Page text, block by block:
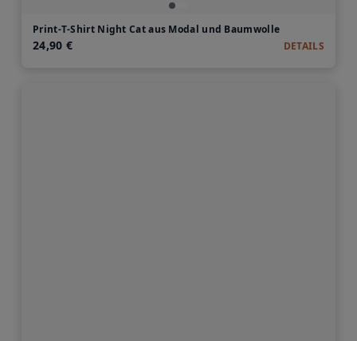
Print-T-Shirt Night Cat aus Modal und Baumwolle
24,90 € DETAILS